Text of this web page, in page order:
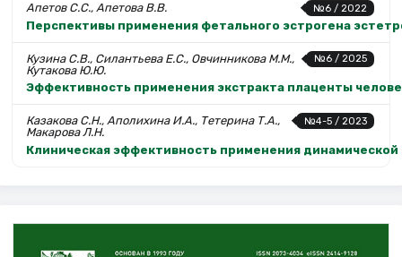
№6 / 2022
Апетов С.С., Апетова В.В.
Перспективы применения фетального эстрогена
№6 / 2025
Кузина С.В., Силантьева Е.С., Овчинникова М.М.,
Кутакова Ю.Ю.
Эффективность применения экстракта плаценты
№4-5 / 2023
Казакова С.Н., Аполихина И.А., Тетерина Т.А.,
Макарова Л.Н.
Клиническая эффективность применения